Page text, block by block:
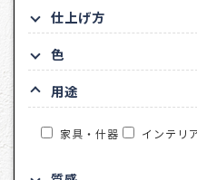
仕上げ方
色
用途
家具・什器 インテリ